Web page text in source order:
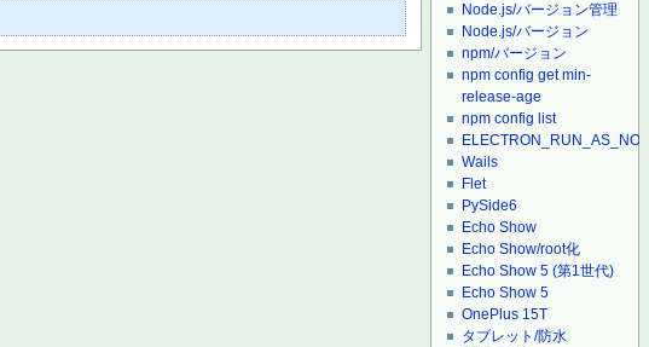
Node.js/バージョン管理
Node.js/バージョン
npm/バージョン
npm config get min-
release-age
npm config list
Wails
Flet
PySide6
Echo Show
Echo Show/root化
Echo Show 5 (第1世代)
Echo Show 5
OnePlus 15T
タブレット/防水